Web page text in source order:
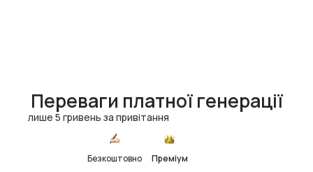
Переваги платної генерації
лише 5 гривень за привітання
Безкоштовно Преміум